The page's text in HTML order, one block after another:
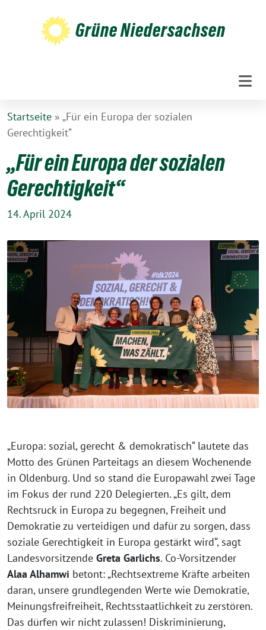
Grüne Niedersachsen
Startseite » „Für ein Europa der sozialen
Gerechtigkeit“
„Für ein Europa der sozialen
Gerechtigkeit“
14. April 2024
„Europa: sozial, gerecht & demokratisch“ lautete das
Motto des Grünen Parteitags an diesem Wochenende
in Oldenburg. Und so stand die Europawahl zwei Tage
im Fokus der rund 220 Delegierten. „Es gilt, dem
Rechtsruck in Europa zu begegnen, Freiheit und
Demokratie zu verteidigen und dafür zu sorgen, dass
soziale Gerechtigkeit in Europa gestärkt wird“, sagt
Landesvorsitzende Greta Garlichs. Co-Vorsitzender
Alaa Alhamwi betont: „Rechtsextreme Kräfte arbeiten
daran, unsere grundlegenden Werte wie Demokratie,
Meinungsfreifreiheit, Rechtsstaatlichkeit zu zerstören.
Das dürfen wir nicht zulassen! Diskriminierung,